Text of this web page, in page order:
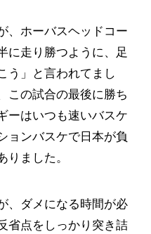
、ホーバスヘッドコー
に走り勝つように、足
う」と言われてまし
この試合の最後に勝ち
ーはいつも速いバスケ
ョンバスケで日本が負
ました。
、ダメになる時間が必
省点をしっかり突き詰